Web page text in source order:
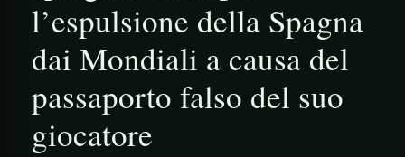
l’espulsione della Spagna
dai Mondiali a causa del
passaporto falso del suo
giocatore